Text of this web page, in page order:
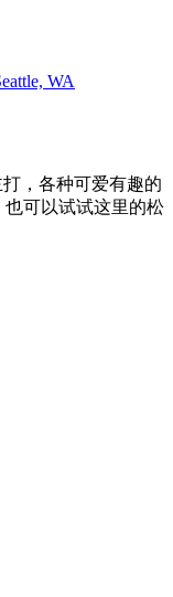
WA
打，各种可爱有趣的
可以试试这里的松